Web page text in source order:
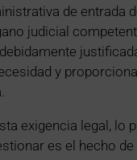
de entrada
judicial
y
exigencia legal, lo
es el hecho